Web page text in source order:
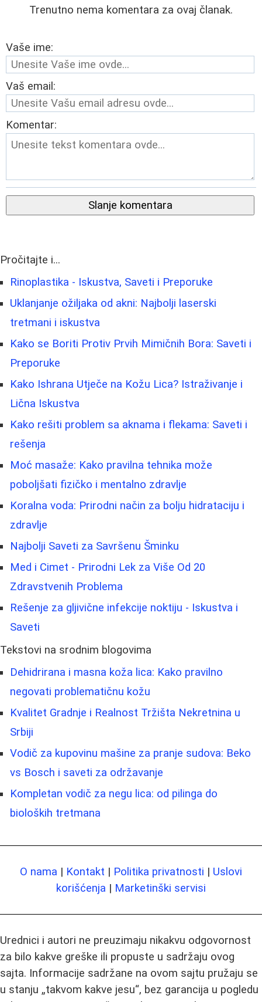
Trenutno nema komentara za ovaj članak.
Vaše ime:
Vaš email:
Komentar:
Slanje komentara
Pročitajte i...
Rinoplastika - Iskustva, Saveti i Preporuke
Uklanjanje ožiljaka od akni: Najbolji laserski
tretmani i iskustva
Kako se Boriti Protiv Prvih Mimičnih Bora: Saveti i
Preporuke
Kako Ishrana Utječe na Kožu Lica? Istraživanje i
Lična Iskustva
Kako rešiti problem sa aknama i flekama: Saveti i
rešenja
Moć masaže: Kako pravilna tehnika može
poboljšati fizičko i mentalno zdravlje
Koralna voda: Prirodni način za bolju hidrataciju i
zdravlje
Najbolji Saveti za Savršenu Šminku
Med i Cimet - Prirodni Lek za Više Od 20
Zdravstvenih Problema
Rešenje za gljivične infekcije noktiju - Iskustva i
Saveti
Tekstovi na srodnim blogovima
Dehidrirana i masna koža lica: Kako pravilno
negovati problematičnu kožu
Kvalitet Gradnje i Realnost Tržišta Nekretnina u
Srbiji
Vodič za kupovinu mašine za pranje sudova: Beko
vs Bosch i saveti za održavanje
Kompletan vodič za negu lica: od pilinga do
bioloških tretmana
O nama | Kontakt | Politika privatnosti | Uslovi
korišćenja | Marketinški servisi
Urednici i autori ne preuzimaju nikakvu odgovornost
za bilo kakve greške ili propuste u sadržaju ovog
sajta. Informacije sadržane na ovom sajtu pružaju se
u stanju „takvom kakve jesu“, bez garancija u pogledu